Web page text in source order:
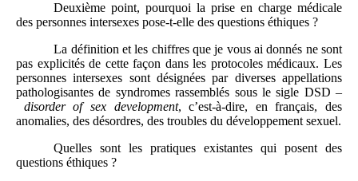
Deuxième point, pourquoi la prise en charge médicale
des personnes intersexes pose-t‑elle des questions éthiques ?
La définition et les chiffres que je vous ai donnés ne sont
pas explicités de cette façon dans les protocoles médicaux. Les
personnes intersexes sont désignées par diverses appellations
pathologisantes de syndromes rassemblés sous le sigle DSD –
disorder of sex development, c’est-à-dire, en français, des
anomalies, des désordres, des troubles du développement sexuel.
Quelles sont les pratiques existantes qui posent des
questions éthiques ?